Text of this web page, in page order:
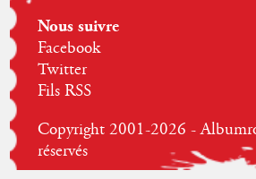
Nous suivre
Facebook
Twitter
Fils RSS
Copyright 2001-2026 -
réservés